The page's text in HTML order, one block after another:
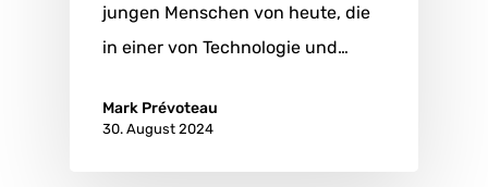
jungen Menschen von heute, die
in einer von Technologie und…
Mark Prévoteau
30. August 2024